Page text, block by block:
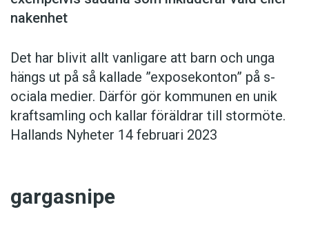
nakenhet
Det har blivit allt vanligare att barn och unga
hängs ut på så kallade ”exposekonton” på s­
ociala medier. Därför gör kommunen en unik
kraft­samling och kallar föräldrar till stormöte.
Hallands Nyheter 14 februari 2023
gargasnipe